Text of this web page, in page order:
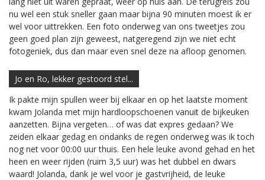
nu wel een stuk sneller gaan maar bijna 90 minuten moest ik er
wel voor uittrekken. Een foto onderweg van ons tweetjes zou
geen goed plan zijn geweest, natgeregend zijn we niet echt
fotogeniek, dus dan maar even snel deze na afloop genomen.
Jo en Ro, lekker gestoord stel...
Ik pakte mijn spullen weer bij elkaar en op het laatste moment
kwam Jolanda met mijn hardloopschoenen vanuit de bijkeuken
aanzetten. Bijna vergeten… of was dat expres gedaan? We
zeiden elkaar gedag en ondanks de regen onderweg was ik toch
nog net voor 00:00 uur thuis. Een hele leuke avond gehad en het
heen en weer rijden (ruim 3,5 uur) was het dubbel en dwars
waard! Jolanda, dank je wel voor je gastvrijheid, de leuke